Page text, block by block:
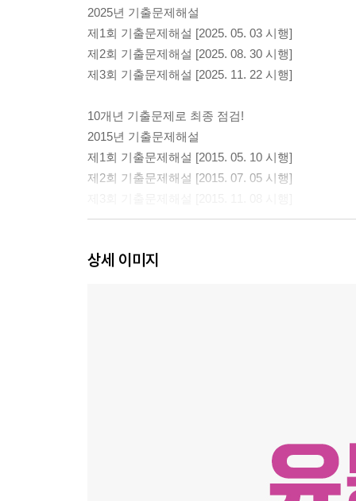
2025년 기출문제해설
제1회 기출문제해설 [2025. 05. 03 시행]
제2회 기출문제해설 [2025. 08. 30 시행]
제3회 기출문제해설 [2025. 11. 22 시행]
10개년 기출문제로 최종 점검!
2015년 기출문제해설
제1회 기출문제해설 [2015. 05. 10 시행]
제2회 기출문제해설 [2015. 07. 05 시행]
제1회 기출문제해설 [2016. 04. 10 시행]
제1회 기출문제해설 [2018. 04. 15 시행]
제2회 기출문제해설 [2018. 07. 01 시행]
상세 이미지